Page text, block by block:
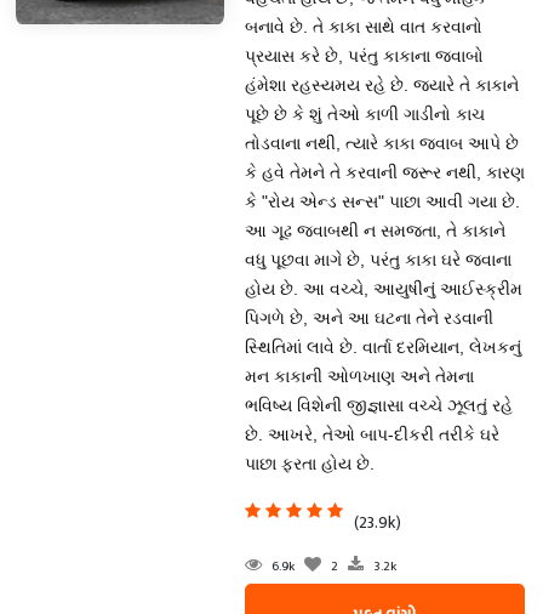
બનાવે છે. તે કાકા સાથે વાત કરવાનો
પ્રયાસ કરે છે, પરંતુ કાકાના જવાબો
હંમેશા રહસ્યમય રહે છે. જ્યારે તે કાકાને
પૂછે છે કે શું તેઓ કાળી ગાડીનો કાચ
તોડવાના નથી, ત્યારે કાકા જવાબ આપે છે
કે હવે તેમને તે કરવાની જરૂર નથી, કારણ
કે "રોય એન્ડ સન્સ" પાછા આવી ગયા છે.
આ ગૂઢ જવાબથી ન સમજતા, તે કાકાને
વધુ પૂછવા માગે છે, પરંતુ કાકા ઘરે જવાના
હોય છે. આ વચ્ચે, આયુષીનું આઈસ્ક્રીમ
પિગળે છે, અને આ ઘટના તેને રડવાની
સ્થિતિમાં લાવે છે. વાર્તા દરમિયાન, લેખકનું
મન કાકાની ઓળખાણ અને તેમના
ભવિષ્ય વિશેની જીજ્ઞાસા વચ્ચે ઝૂલતું રહે
છે. આખરે, તેઓ બાપ-દીકરી તરીકે ઘરે
પાછા ફરતા હોય છે.
(23.9k)
6.9k 2 3.2k